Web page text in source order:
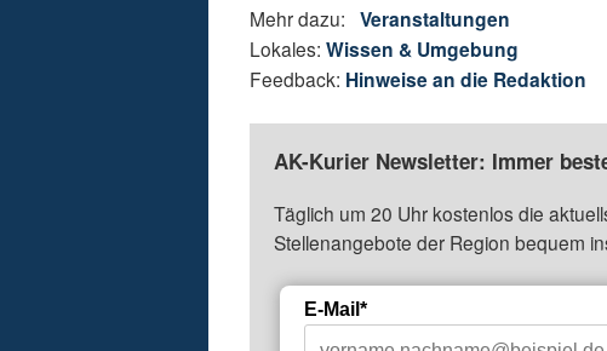
Mehr dazu:Veranstaltungen
Lokales:Wissen & Umgebung
Feedback: Hinweise an die Redaktion
AK-Kurier Newsletter: Immer
Täglich um 20 Uhr kostenlos die
Stellenangebote der Region bequem
E-Mail*